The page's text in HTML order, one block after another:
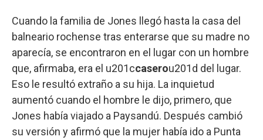
Cuando la familia de Jones llegó hasta la casa del
balneario rochense tras enterarse que su madre no
aparecía, se encontraron en el lugar con un hombre
que, afirmaba, era el u201ccaserou201d del lugar.
Eso le resultó extraño a su hija. La inquietud
aumentó cuando el hombre le dijo, primero, que
Jones había viajado a Paysandú. Después cambió
su versión y afirmó que la mujer había ido a Punta